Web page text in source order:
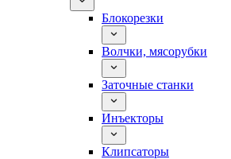
Блокорезки
Волчки, мясорубки
Заточные станки
Инъекторы
Клипсаторы